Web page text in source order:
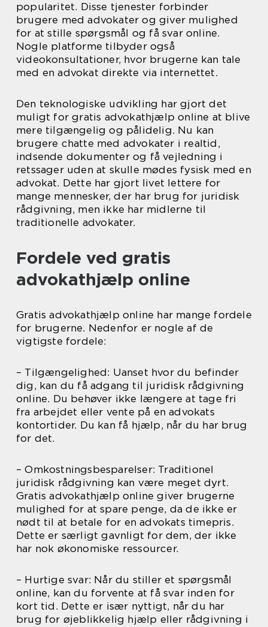
popularitet. Disse tjenester forbinder
brugere med advokater og giver mulighed
for at stille spørgsmål og få svar online.
Nogle platforme tilbyder også
videokonsultationer, hvor brugerne kan tale
med en advokat direkte via internettet.
Den teknologiske udvikling har gjort det
muligt for gratis advokathjælp online at blive
mere tilgængelig og pålidelig. Nu kan
brugere chatte med advokater i realtid,
indsende dokumenter og få vejledning i
retssager uden at skulle mødes fysisk med en
advokat. Dette har gjort livet lettere for
mange mennesker, der har brug for juridisk
rådgivning, men ikke har midlerne til
traditionelle advokater.
Fordele ved gratis
advokathjælp online
Gratis advokathjælp online har mange fordele
for brugerne. Nedenfor er nogle af de
vigtigste fordele:
– Tilgængelighed: Uanset hvor du befinder
dig, kan du få adgang til juridisk rådgivning
online. Du behøver ikke længere at tage fri
fra arbejdet eller vente på en advokats
kontortider. Du kan få hjælp, når du har brug
for det.
– Omkostningsbesparelser: Traditionel
juridisk rådgivning kan være meget dyrt.
Gratis advokathjælp online giver brugerne
mulighed for at spare penge, da de ikke er
nødt til at betale for en advokats timepris.
Dette er særligt gavnligt for dem, der ikke
har nok økonomiske ressourcer.
– Hurtige svar: Når du stiller et spørgsmål
online, kan du forvente at få svar inden for
kort tid. Dette er især nyttigt, når du har
brug for øjeblikkelig hjælp eller rådgivning i